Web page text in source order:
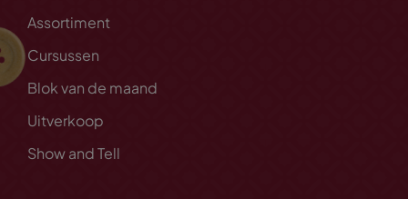
Assortiment
Cursussen
Blok van de maand
Uitverkoop
Show and Tell